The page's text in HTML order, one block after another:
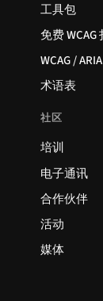
工具包
免费
WCAG / ARIA
术语表
社区
培训
电子通讯
合作伙伴
活动
媒体